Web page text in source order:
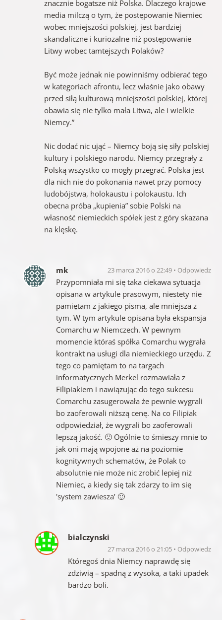
znacznie bogatsze niż Polska. Dlaczego krajowe
media milczą o tym, że postępowanie Niemiec
wobec mniejszości polskiej, jest bardziej
skandaliczne i kuriozalne niż postępowanie
Litwy wobec tamtejszych Polaków?
Być może jednak nie powinniśmy odbierać tego
w kategoriach afrontu, lecz właśnie jako obawy
przed siłą kulturową mniejszości polskiej, której
obawia się nie tylko mała Litwa, ale i wielkie
Niemcy.”
Nic dodać nic ująć – Niemcy boją się siły polskiej
kultury i polskiego narodu. Niemcy przegrały z
Polską wszystko co mogły przegrać. Polska jest
dla nich nie do pokonania nawet przy pomocy
ludobójstwa, holokaustu i polokaustu. Ich
obecna próba „kupienia” sobie Polski na
własność niemieckich spółek jest z góry skazana
na klęskę.
mk 23 marca 2016 o 22:49 Odpowiedz
Przypomniała mi się taka ciekawa sytuacja
opisana w artykule prasowym, niestety nie
pamiętam z jakiego pisma, ale mniejsza z
tym. W tym artykule opisana była ekspansja
Comarchu w Niemczech. W pewnym
momencie któraś spółka Comarchu wygrała
kontrakt na usługi dla niemieckiego urzędu. Z
tego co pamiętam to na targach
informatycznych Merkel rozmawiała z
Filipiakiem i nawiązując do tego sukcesu
Comarchu zasugerowała że pewnie wygrali
bo zaoferowali niższą cenę. Na co Filipiak
odpowiedział, że wygrali bo zaoferowali
lepszą jakość. 🙂 Ogólnie to śmieszy mnie to
jak oni mają wpojone aż na poziomie
kognitywnych schematów, że Polak to
absolutnie nie może nic zrobić lepiej niż
Niemiec, a kiedy się tak zdarzy to im się
'system zawiesza’ 🙂
bialczynski
27 marca 2016 o 21:05 Odpowiedz
Któregoś dnia Niemcy naprawdę się
zdziwią – spadną z wysoka, a taki upadek
bardzo boli.